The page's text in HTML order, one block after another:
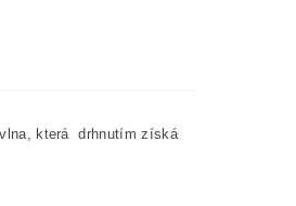
která drhnutím získá